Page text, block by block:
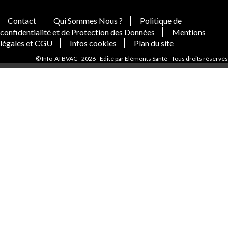
Contact Qui Sommes Nous ?
Politique de
confidentialité et de Protection des Données
Mentions
légales et CGU
Infos cookies Plan du site
© Info-ATBVAC - 2026 - Edité par Eléments Santé - Tous droits réservés